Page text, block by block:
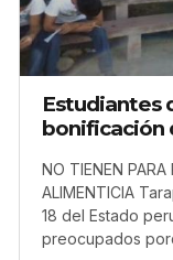
Estudiantes
bonificación
NO TIENEN PARA
ALIMENTICIA
18 del Estado
preocupados